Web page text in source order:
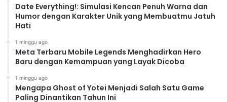
Date Everything!: Simulasi Kencan Penuh Warna dan
Humor dengan Karakter Unik yang Membuatmu Jatuh
Hati
1 minggu ago
Meta Terbaru Mobile Legends Menghadirkan Hero
Baru dengan Kemampuan yang Layak Dicoba
1 minggu ago
Mengapa Ghost of Yotei Menjadi Salah Satu Game
Paling Dinantikan Tahun Ini